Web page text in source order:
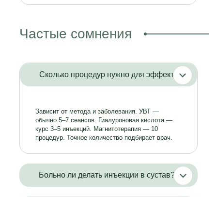
Частые сомнения
Сколько процедур нужно для эффекта?
Зависит от метода и заболевания. УВТ —
обычно 5–7 сеансов. Гиалуроновая кислота —
курс 3–5 инъекций. Магнитотерапия — 10
процедур. Точное количество подбирает врач.
Больно ли делать инъекции в сустав?